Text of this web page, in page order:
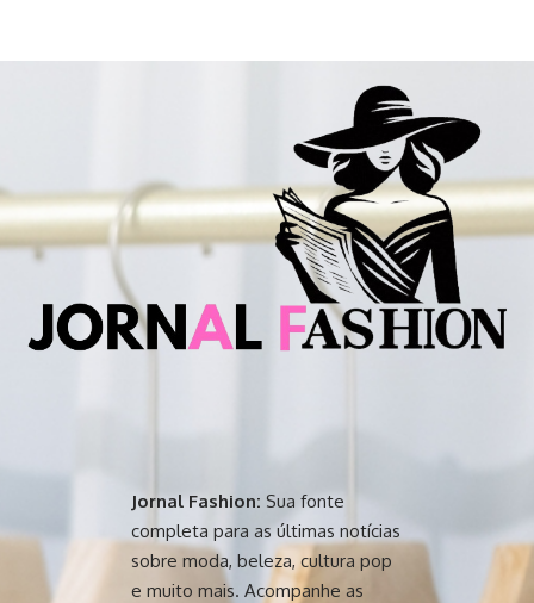
Jornal Fashion: Sua fonte
completa para as últimas notícias
sobre moda, beleza, cultura pop
e muito mais. Acompanhe as